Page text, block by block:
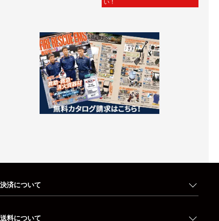
い！
決済について
送料について